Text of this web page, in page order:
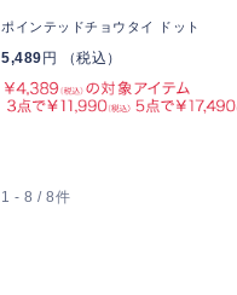
ポインテッドチョウタイ ドット
5,489円 （税込）
1 - 8 / 8件